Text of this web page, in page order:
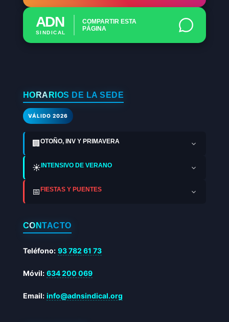
ADN
SINDICAL
COMPARTIR ESTA
PÁGINA
HORARIOS DE LA SEDE
VÁLIDO 2026
🏢 OTOÑO, INV Y PRIMAVERA
☀️INTENSIVO DE VERANO
📅FIESTAS Y PUENTES
CONTACTO
Teléfono: 93 782 61 73
Móvil: 634 200 069
Email: info@adnsindical.org